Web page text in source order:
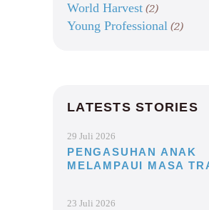
World Harvest (2)
Young Professional (2)
LATESTS STORIES
29 Juli 2026
PENGASUHAN ANAK
MELAMPAUI MASA
23 Juli 2026